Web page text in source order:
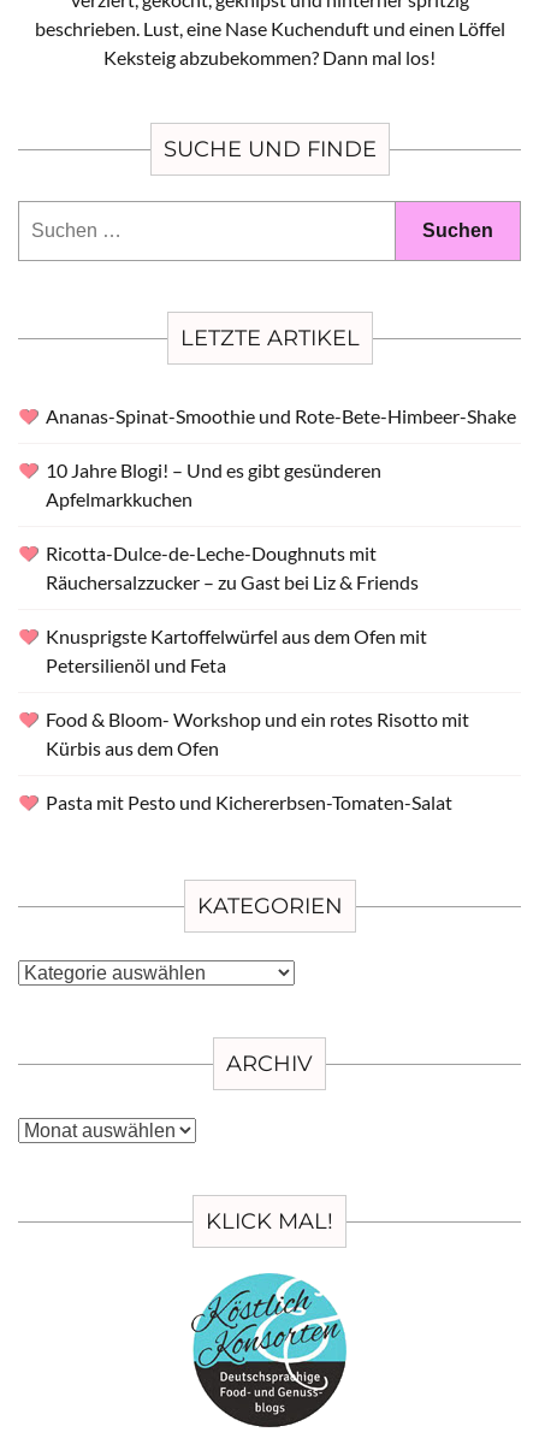
beschrieben. Lust, eine Nase Kuchenduft und einen Löffel
Keksteig abzubekommen? Dann mal los!
SUCHE UND FINDE
LETZTE ARTIKEL
Ananas-Spinat-Smoothie und Rote-Bete-Himbeer-Shake
10 Jahre Blogi! – Und es gibt gesünderen
Apfelmarkkuchen
Ricotta-Dulce-de-Leche-Doughnuts mit
Räuchersalzzucker – zu Gast bei Liz & Friends
Knusprigste Kartoffelwürfel aus dem Ofen mit
Petersilienöl und Feta
Food & Bloom- Workshop und ein rotes Risotto mit
Kürbis aus dem Ofen
Pasta mit Pesto und Kichererbsen-Tomaten-Salat
KATEGORIEN
Kategorien
ARCHIV
Archiv
KLICK MAL!